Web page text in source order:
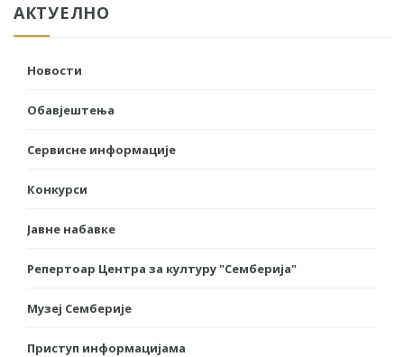
АКТУЕЛНО
Новости
Обавјештења
Сервисне информације
Конкурси
Јавне набавке
Репертоар Центра за културу "Семберија"
Музеј Семберије
Приступ информацијама